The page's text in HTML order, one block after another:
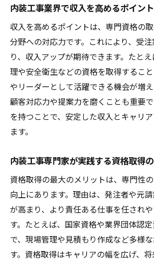
内装工事業界で収入を高めるポイント
収入を高めるポイントは、専門資格の
分野への対応力です。これにより、受
り、収入アップが期待できます。たと
理や安全衛生などの資格を取得するこ
やリーダーとして活躍できる機会が増え
顧客対応力や提案力を磨くことも重要
を持つことで、安定した収入とキャリ
ます。
内装工事専門家が実践する資格取得
資格取得の最大のメリットは、専門性
向上にあります。理由は、発注者や元
が高まり、より責任ある仕事を任され
す。たとえば、国家資格や業界団体認
で、現場管理や見積もり作成など多様
す。資格取得はキャリアの幅を広げ、